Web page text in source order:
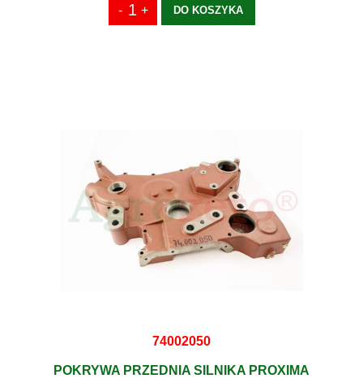
DO KOSZYKA
74002050
POKRYWA PRZEDNIA SILNIKA PROXIMA